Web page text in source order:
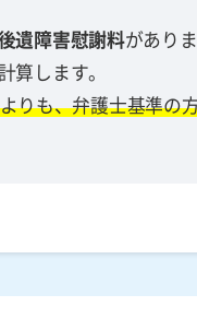
遺障害慰謝料がありま
算します。
りも、弁護士基準の